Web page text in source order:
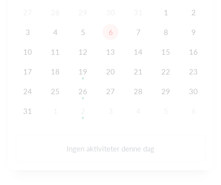
1 2
3 4 5 6 7 8 9
10 11 12 13 14 15 16
17 18 19 20 21 22 23
24 25 26 27 28 29 30
31
Ingen aktiviteter denne dag